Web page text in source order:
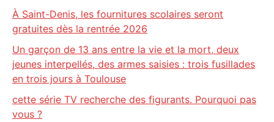
À Saint-Denis, les fournitures scolaires seront
gratuites dès la rentrée 2026
Un garçon de 13 ans entre la vie et la mort, deux
jeunes interpellés, des armes saisies : trois fusillades
en trois jours à Toulouse
cette série TV recherche des figurants. Pourquoi pas
vous ?